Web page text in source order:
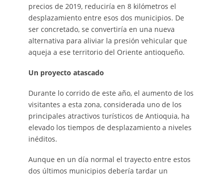
precios de 2019, reduciría en 8 kilómetros el
desplazamiento entre esos dos municipios. De
ser concretado, se convertiría en una nueva
alternativa para aliviar la presión vehicular que
aqueja a ese territorio del Oriente antioqueño.
Un proyecto atascado
Durante lo corrido de este año, el aumento de los
visitantes a esta zona, considerada uno de los
principales atractivos turísticos de Antioquia, ha
elevado los tiempos de desplazamiento a niveles
inéditos.
Aunque en un día normal el trayecto entre estos
dos últimos municipios debería tardar un